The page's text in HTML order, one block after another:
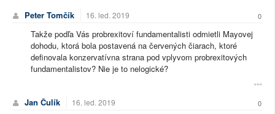
Peter Tomčík 16. led. 2019 0
Takže podľa Vás probrexitoví fundamentalisti odmietli Mayovej
dohodu, ktorá bola postavená na červených čiarach, ktoré
definovala konzervatívna strana pod vplyvom probrexitových
fundamentalistov? Nie je to nelogické?
Jan Čulík 16. led. 2019 0